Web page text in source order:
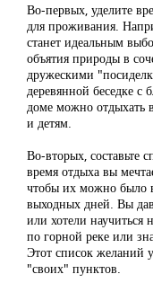
Во-первых, уделите
для проживания.
станет идеальным
объятия природы в
дружескими
деревянной беседке
доме можно отдыхать
и детям.
Во-вторых, составьте
время отдыха вы
чтобы их можно было
выходных дней. Вы
или хотели научиться
по горной реке или
Этот список желаний
"своих" пунктов.